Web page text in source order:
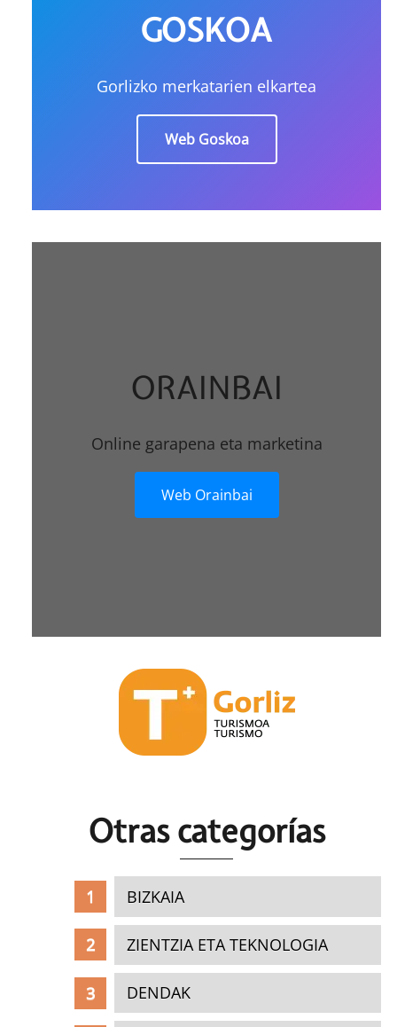
GOSKOA
Gorlizko merkatarien elkartea
Web Goskoa
ORAINBAI
Online garapena eta marketina
Web Orainbai
Otras categorías
BIZKAIA
ZIENTZIA ETA TEKNOLOGIA
DENDAK